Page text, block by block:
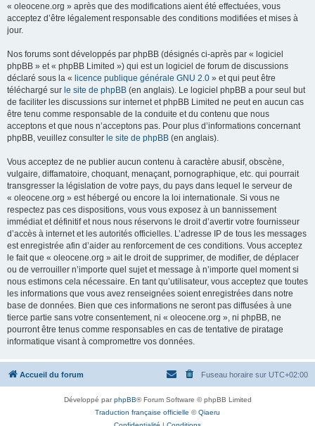
« oleocene.org » après que des modifications aient été effectuées, vous
acceptez d’être légalement responsable des conditions modifiées et mises à
jour.
Nos forums sont développés par phpBB (désignés ci-après par « logiciel
phpBB » et « phpBB Limited ») qui est un logiciel de forum de discussions
déclaré sous la « licence publique générale GNU 2.0 » et qui peut être
téléchargé sur le site de phpBB (en anglais). Le logiciel phpBB a pour seul but
de faciliter les discussions sur internet et phpBB Limited ne peut en aucun cas
être tenu comme responsable de la conduite et du contenu que nous
acceptons et que nous n’acceptons pas. Pour plus d’informations concernant
phpBB, veuillez consulter le site de phpBB (en anglais).
Vous acceptez de ne publier aucun contenu à caractère abusif, obscène,
vulgaire, diffamatoire, choquant, menaçant, pornographique, etc. qui pourrait
transgresser la législation de votre pays, du pays dans lequel le serveur de
« oleocene.org » est hébergé ou encore la loi internationale. Si vous ne
respectez pas ces dispositions, vous vous exposez à un bannissement
immédiat et définitif et nous nous réservons le droit d’avertir votre fournisseur
d’accès à internet et les autorités officielles. L’adresse IP de tous les messages
est enregistrée afin d’aider au renforcement de ces conditions. Vous acceptez
le fait que « oleocene.org » ait le droit de supprimer, de modifier, de déplacer
ou de verrouiller n’importe quel sujet et message à n’importe quel moment si
nous estimons cela nécessaire. En tant qu’utilisateur, vous acceptez que toutes
les informations que vous avez renseignées soient enregistrées dans notre
base de données. Bien que ces informations ne seront pas diffusées à une
tierce partie sans votre consentement, ni « oleocene.org », ni phpBB, ne
pourront être tenus comme responsables en cas de tentative de piratage
informatique visant à compromettre vos données.
Accueil du forum Fuseau horaire sur UTC+02:00
Développé parphpBB® Forum Software © phpBB Limited
Traduction française officielle ©Qiaeru